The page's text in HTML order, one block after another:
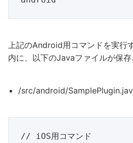
上記のAndroid用コマンドを実行
内に、以下のJavaファイルが保存
/src/android/
// iOS用コマンド